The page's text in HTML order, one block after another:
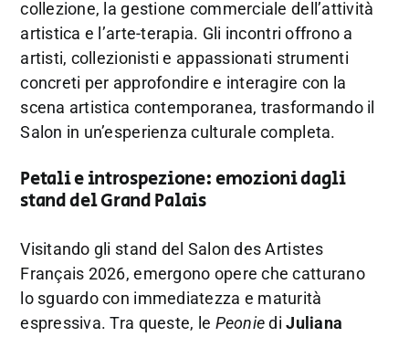
collezione, la gestione commerciale dell’attività
artistica e l’arte-terapia. Gli incontri offrono a
artisti, collezionisti e appassionati strumenti
concreti per approfondire e interagire con la
scena artistica contemporanea, trasformando il
Salon in un’esperienza culturale completa.
Petali e introspezione: emozioni dagli
stand del Grand Palais
Visitando gli stand del Salon des Artistes
Français 2026, emergono opere che catturano
lo sguardo con immediatezza e maturità
espressiva. Tra queste, le PeoniediJuliana